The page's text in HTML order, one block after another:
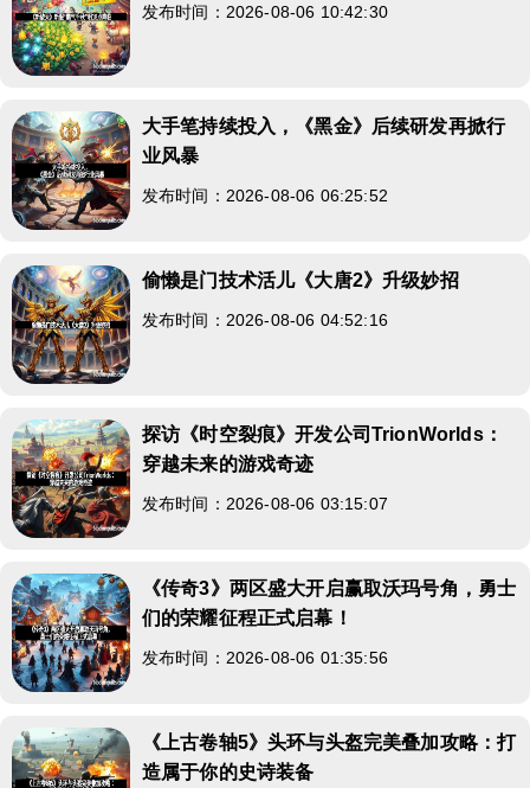
发布时间：2026-08-06 10:42:30
大手笔持续投入，《黑金》后续研发再掀行
业风暴
发布时间：2026-08-06 06:25:52
偷懒是门技术活儿《大唐2》升级妙招
发布时间：2026-08-06 04:52:16
探访《时空裂痕》开发公司TrionWorlds：
穿越未来的游戏奇迹
发布时间：2026-08-06 03:15:07
《传奇3》两区盛大开启赢取沃玛号角，勇士
们的荣耀征程正式启幕！
发布时间：2026-08-06 01:35:56
《上古卷轴5》头环与头盔完美叠加攻略：打
造属于你的史诗装备